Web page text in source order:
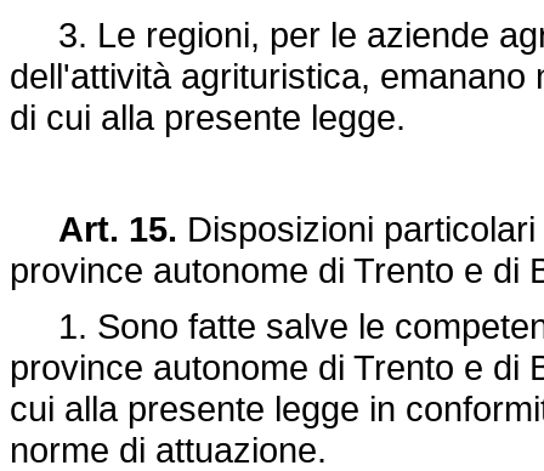
3. Le regioni, per le aziende
dell'attività agrituristica,
di cui alla presente legge.
Art. 15. Disposizioni
province autonome di Trento e di
1. Sono fatte salve le
province autonome di Trento e di
cui alla presente legge in
norme di attuazione.